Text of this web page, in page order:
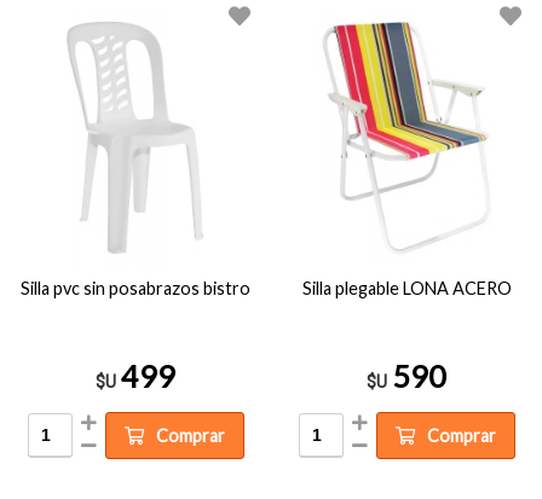
Silla pvc sin posabrazos bistro
$U 499
Comprar
Silla plegable LONA ACERO
$U 590
Comprar